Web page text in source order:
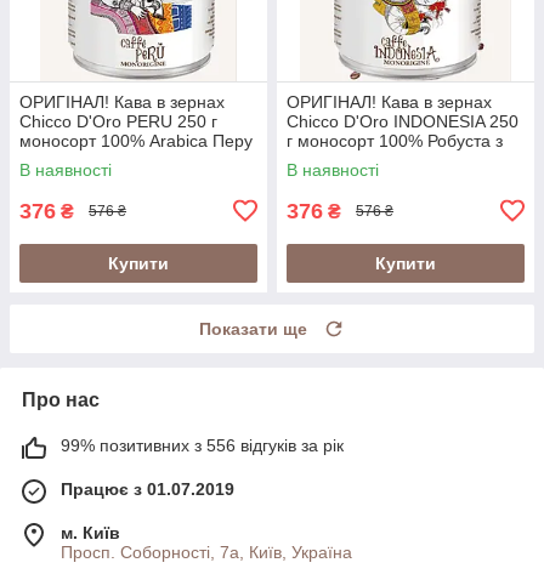
ОРИГІНАЛ! Кава в зернах
Chicco D'Oro PERU 250 г
моносорт 100% Arabica Перу
у металевій банці
(Швейцарія)
В наявності
376 ₴ 576 ₴
Купити
ОРИГІНАЛ! Кава в зернах
Chicco D'Oro INDONESIA 250
г моносорт 100% Робуста з
вулканічних ґрунтів Індонезії
у банці (Швейцарія)
В наявності
376 ₴ 576 ₴
Купити
Показати ще
Про нас
99% позитивних з 556 відгуків за рік
Працює з 01.07.2019
м. Київ
Просп. Соборності, 7а, Київ, Україна